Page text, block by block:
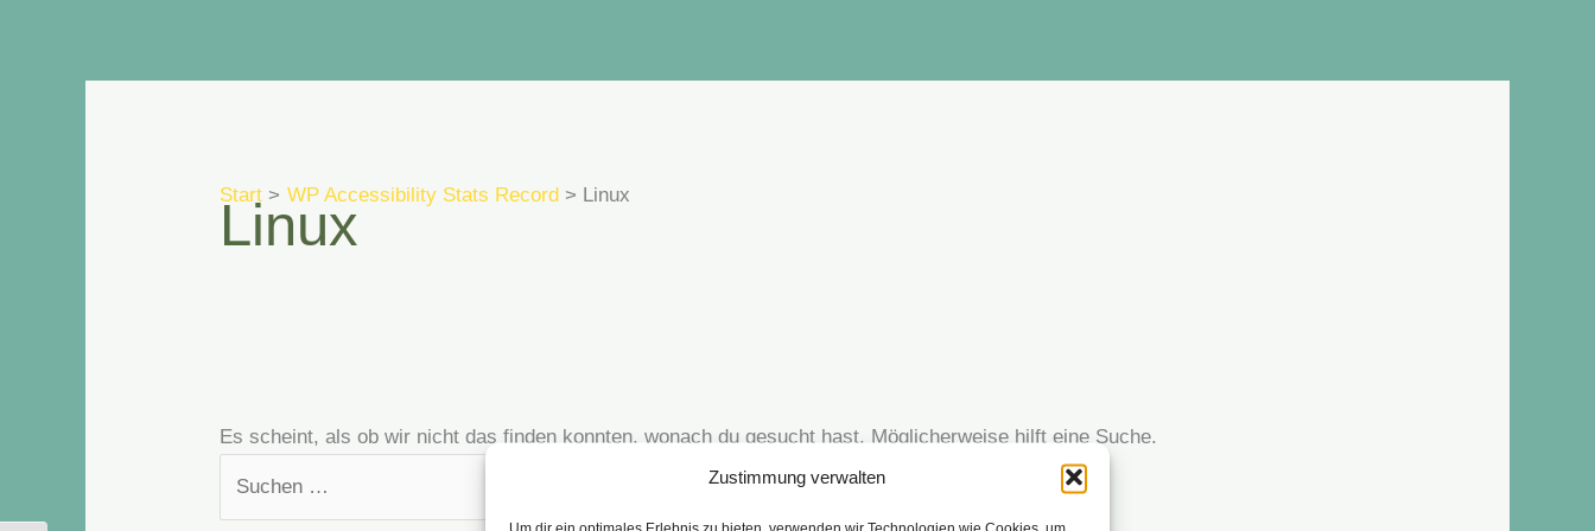
Zustimmung verwalten
Start WP Accessibility Stats Record Linux
Linux
Es scheint, als ob wir nicht das finden konnten, wonach du gesucht hast. Möglicherweise hilft eine Suche.